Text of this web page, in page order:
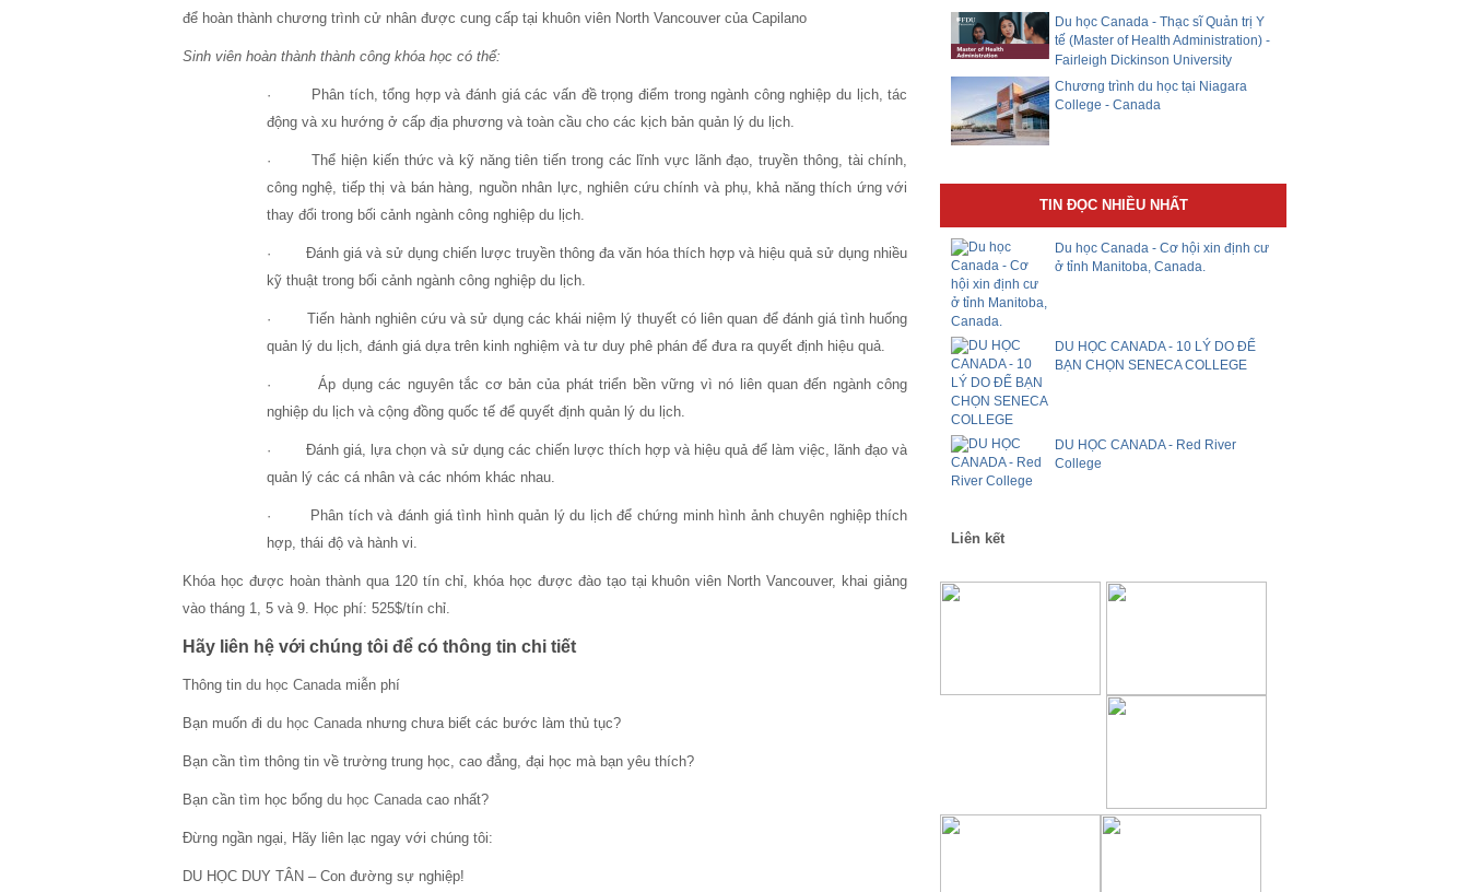
để hoàn thành chương trình cử nhân được cung cấp tại khuôn viên North Vancouver của Capilano
Sinh viên hoàn thành thành công khóa học có thể:
· Phân tích, tổng hợp và đánh giá các vấn đề trọng điểm trong ngành công nghiệp du lịch, tác
động và xu hướng ở cấp địa phương và toàn cầu cho các kịch bản quản lý du lịch.
· Thể hiện kiến ​​thức và kỹ năng tiên tiến trong các lĩnh vực lãnh đạo, truyền thông, tài chính,
công nghệ, tiếp thị và bán hàng, nguồn nhân lực, nghiên cứu chính và phụ, khả năng thích ứng với
thay đổi trong bối cảnh ngành công nghiệp du lịch.
· Đánh giá và sử dụng chiến lược truyền thông đa văn hóa thích hợp và hiệu quả sử dụng nhiều
kỹ thuật trong bối cảnh ngành công nghiệp du lịch.
· Tiến hành nghiên cứu và sử dụng các khái niệm lý thuyết có liên quan để đánh giá tình huống
quản lý du lịch, đánh giá dựa trên kinh nghiệm và tư duy phê phán để đưa ra quyết định hiệu quả.
· Áp dụng các nguyên tắc cơ bản của phát triển bền vững vì nó liên quan đến ngành công
nghiệp du lịch và cộng đồng quốc tế để quyết định quản lý du lịch.
· Đánh giá, lựa chọn và sử dụng các chiến lược thích hợp và hiệu quả để làm việc, lãnh đạo và
quản lý các cá nhân và các nhóm khác nhau.
· Phân tích và đánh giá tình hình quản lý du lịch để chứng minh hình ảnh chuyên nghiệp thích
hợp, thái độ và hành vi.
Khóa học được hoàn thành qua 120 tín chỉ, khóa học được đào tạo tại khuôn viên North Vancouver, khai giảng
vào tháng 1, 5 và 9. Học phí: 525$/tín chỉ.
Hãy liên hệ với chúng tôi để có thông tin chi tiết
Thông tin du học Canadamiễn phí
Bạn muốn đi du học Canadanhưng chưa biết các bước làm thủ tục?
Bạn cần tìm thông tin về trường trung học, cao đẳng, đại học mà bạn yêu thích?
Bạn cần tìm học bổng du học Canadacao nhất?
Đừng ngần ngại, Hãy liên lạc ngay với chúng tôi:
DU HỌC DUY TÂN – Con đường sự nghiệp!
Du học Canada - Thạc sĩ Quản trị Y
tế (Master of Health Administration) -
Fairleigh Dickinson University
Chương trình du học tại Niagara
College - Canada
TIN ĐỌC NHIỀU NHẤT
Du học Canada - Cơ hội xin định cư
ở tỉnh Manitoba, Canada.
DU HỌC CANADA - 10 LÝ DO ĐỂ
BẠN CHỌN SENECA COLLEGE
DU HỌC CANADA - Red River
College
Liên kết